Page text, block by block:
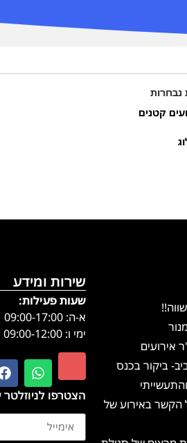
נבחרות
קטנים
אירועים
ביקור בכנס
הקשר באירוע של
שירות ומידע
שעות פעילות:
א-ה: 09:00-17:00
ימי ו: 09:00-12:00
הצטרפו לניוזלטר